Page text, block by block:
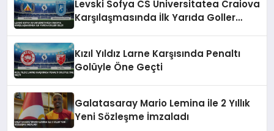
Levski Sofya CS Universitatea Craiova
Karşılaşmasında İlk Yarıda Goller
Kızıl Yıldız Larne Karşısında Penaltı
Golüyle Öne Geçti
Galatasaray Mario Lemina ile 2 Yıllık
Yeni Sözleşme İmzaladı